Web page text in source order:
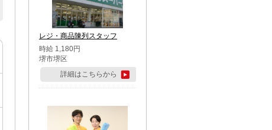
レジ・商品陳列スタッフ
時給 1,180円
堺市堺区
詳細はこちらから